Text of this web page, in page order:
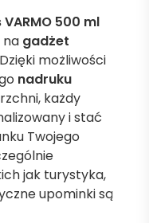
500 ml
na gadżet
możliwości
nadruku
każdy
i stać
Twojego
jak turystyka,
upominki są